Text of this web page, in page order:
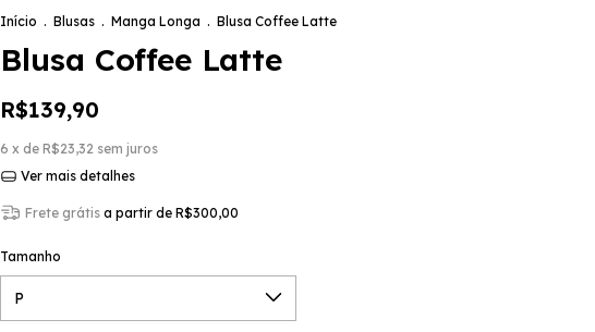
Início . Blusas . Manga Longa . Blusa Coffee Latte
Blusa Coffee Latte
R$139,90
6 x de R$23,32 sem juros
Ver mais detalhes
Frete grátis a partir de R$300,00
Tamanho